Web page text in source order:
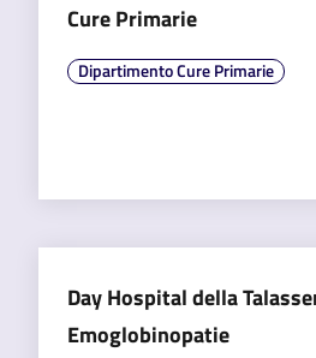
Cure Primarie
Dipartimento Cure Primarie
Day Hospital della
Emoglobinopatie